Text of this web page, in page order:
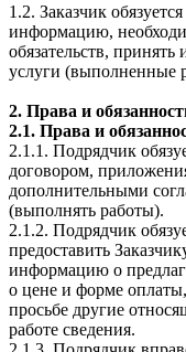
1.2. Заказчик
информацию,
обязательств,
услуги (выполненные
2. Права и
2.1. Права и
2.1.1. Подрядчик
договором,
дополнительными
(выполнять работы).
2.1.2. Подрядчик
предоставить
информацию о
о цене и форме
просьбе другие
работе сведения.